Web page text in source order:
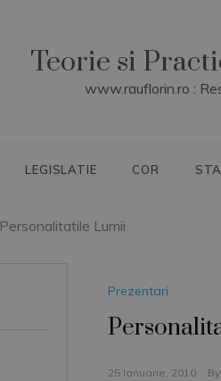
Teorie si
www.rauflorin.ro :
LEGISLATIE COR
Personalitatile Lumii
Prezentari
25 Ianuarie, 2010 By